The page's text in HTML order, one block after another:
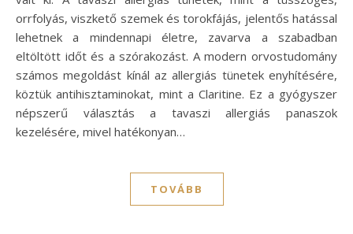
orrfolyás, viszkető szemek és torokfájás, jelentős hatással
lehetnek a mindennapi életre, zavarva a szabadban
eltöltött időt és a szórakozást. A modern orvostudomány
számos megoldást kínál az allergiás tünetek enyhítésére,
köztük antihisztaminokat, mint a Claritine. Ez a gyógyszer
népszerű választás a tavaszi allergiás panaszok
kezelésére, mivel hatékonyan…
TOVÁBB